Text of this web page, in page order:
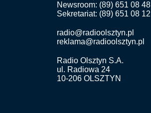
Newsroom: (89) 651 08 48
Sekretariat: (89) 651 08 12
radio@radioolsztyn.pl
reklama@radioolsztyn.pl
Radio Olsztyn S.A.
ul. Radiowa 24
10-206 OLSZTYN